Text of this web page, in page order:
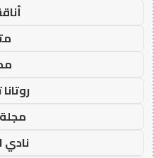
مجلة
نادي